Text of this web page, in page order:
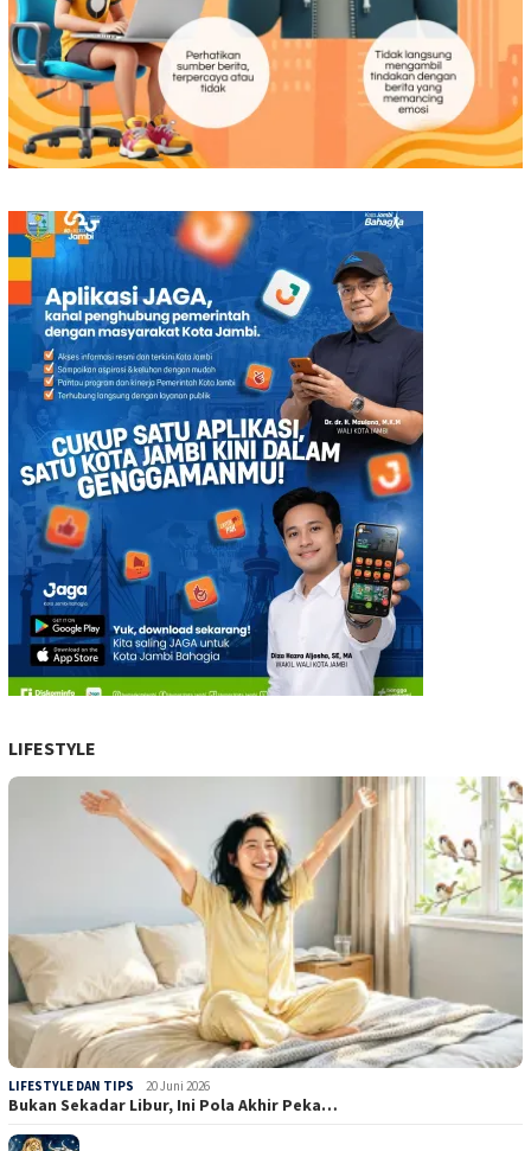
LIFESTYLE
LIFESTYLE DAN TIPS 20 Juni 2026
Bukan Sekadar Libur, Ini Pola Akhir Peka…